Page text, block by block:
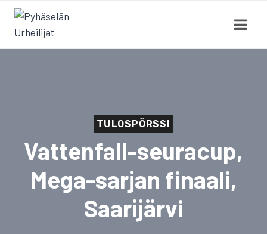
Siirry
sisältöön
TULOSPÖRSSI
Vattenfall-seuracup,
Mega-sarjan finaali,
Saarijärvi